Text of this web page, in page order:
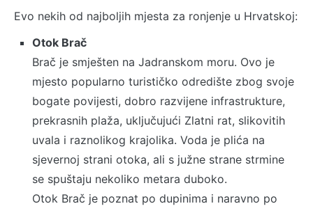
Evo nekih od najboljih mjesta za ronjenje u Hrvatskoj:
Otok Brač
Brač je smješten na Jadranskom moru. Ovo je
mjesto popularno turističko odredište zbog svoje
bogate povijesti, dobro razvijene infrastrukture,
prekrasnih plaža, uključujući Zlatni rat, slikovitih
uvala i raznolikog krajolika. Voda je plića na
sjevernoj strani otoka, ali s južne strane strmine
se spuštaju nekoliko metara duboko.
Otok Brač je poznat po dupinima i naravno po